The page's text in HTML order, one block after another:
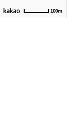
100m